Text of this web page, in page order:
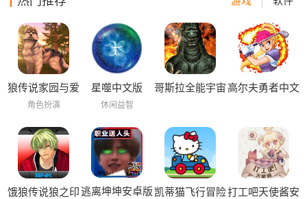
狼传说家园与爱
心中文版
角色扮演
星噬中文版
休闲益智
哥斯拉全能宇宙高尔夫勇者中文
饿狼传说狼之印逃离坤坤安卓版 凯蒂猫飞行冒险打工吧天使酱安